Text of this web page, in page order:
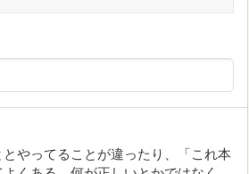
やってることが違ったり、「これ本